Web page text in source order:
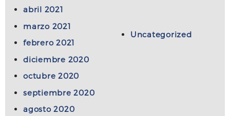
abril 2021
marzo 2021
febrero 2021
diciembre 2020
octubre 2020
septiembre 2020
agosto 2020
Uncategorized